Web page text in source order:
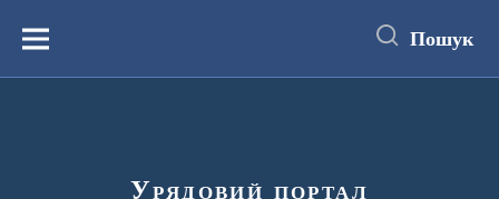
вмістуМеню Пошук
Урядовий портал